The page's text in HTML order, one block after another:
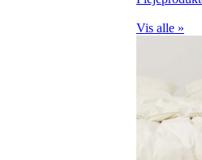
Vis alle »